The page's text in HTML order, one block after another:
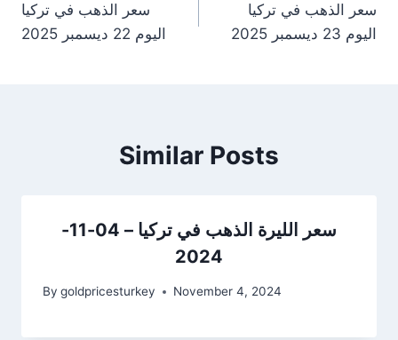
سعر الذهب في تركيا
اليوم 22 ديسمبر 2025
سعر الذهب في تركيا
اليوم 23 ديسمبر 2025
Similar Posts
سعر الليرة الذهب في تركيا – 04-11-
2024
By goldpricesturkey November 4, 2024